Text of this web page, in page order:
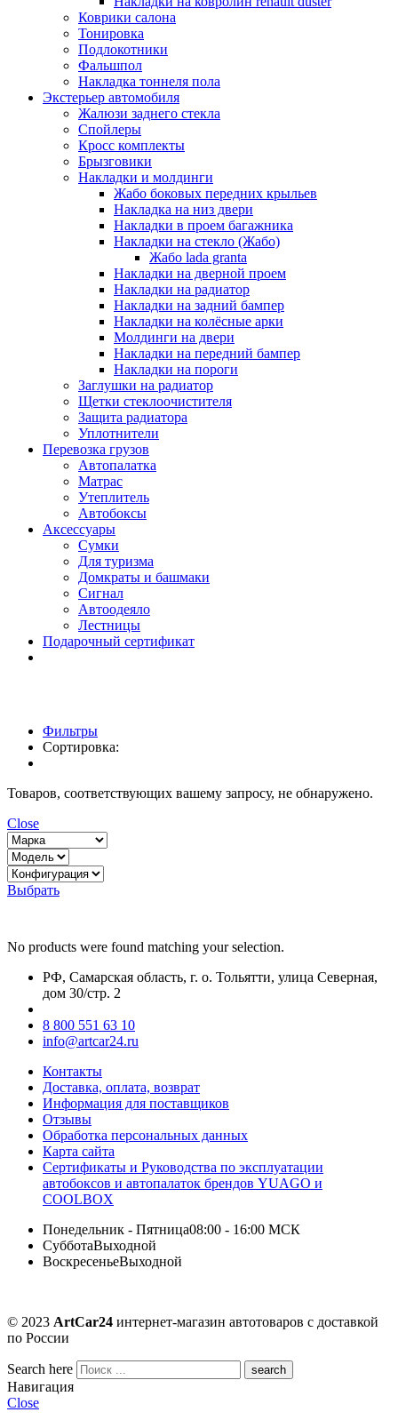
Коврики салона
Тонировка
Подлокотники
Фальшпол
Накладка тоннеля пола
Экстерьер автомобиля
Жалюзи заднего стекла
Спойлеры
Кросс комплекты
Брызговики
Накладки и молдинги
Жабо боковых передних крыльев
Накладка на низ двери
Накладки в проем багажника
Накладки на стекло (Жабо)
Жабо lada granta
Накладки на дверной проем
Накладки на радиатор
Накладки на задний бампер
Накладки на колёсные арки
Молдинги на двери
Накладки на передний бампер
Накладки на пороги
Заглушки на радиатор
Щетки стеклоочистителя
Защита радиатора
Уплотнители
Перевозка грузов
Автопалатка
Матрас
Утеплитель
Автобоксы
Аксессуары
Сумки
Для туризма
Домкраты и башмаки
Сигнал
Автоодеяло
Лестницы
Подарочный сертификат
Фильтры
Сортировка:
Товаров, соответствующих вашему запросу, не обнаружено.
Close
Выбрать
No products were found matching your selection.
РФ, Самарская область, г. о. Тольятти, улица Северная,
дом 30/стр. 2
8 800 551 63 10
info@artcar24.ru
Контакты
Доставка, оплата, возврат
Информация для поставщиков
Отзывы
Обработка персональных данных
Карта сайта
Сертификаты и Руководства по эксплуатации
автобоксов и автопалаток брендов YUAGO и
COOLBOX
Понедельник - Пятница08:00 - 16:00 МСК
СубботаВыходной
ВоскресеньеВыходной
© 2023 ArtCar24 интернет-магазин автотоваров с доставкой
по России
Search here
Навигация
Close